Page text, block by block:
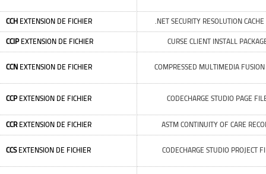
CCH EXTENSION DE FICHIER .NET SECURITY RESOLUTION
CCIPEXTENSION DE FICHIER CURSE CLIENT INSTALL
CCN EXTENSION DE FICHIER COMPRESSED MULTIMEDIA
CCPEXTENSION DE FICHIER CODECHARGE STUDIO PAGE
CCREXTENSION DE FICHIER ASTM CONTINUITY OF CARE
CCSEXTENSION DE FICHIER CODECHARGE STUDIO PROJECT